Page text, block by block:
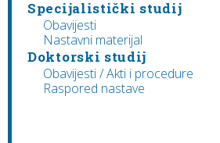
Specijalistički studij
Obavijesti
Nastavni materijal
Doktorski studij
Obavijesti / Akti i procedure
Raspored nastave